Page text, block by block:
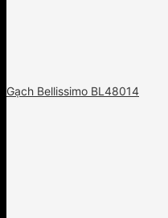
Gạch Bellissimo BL48014